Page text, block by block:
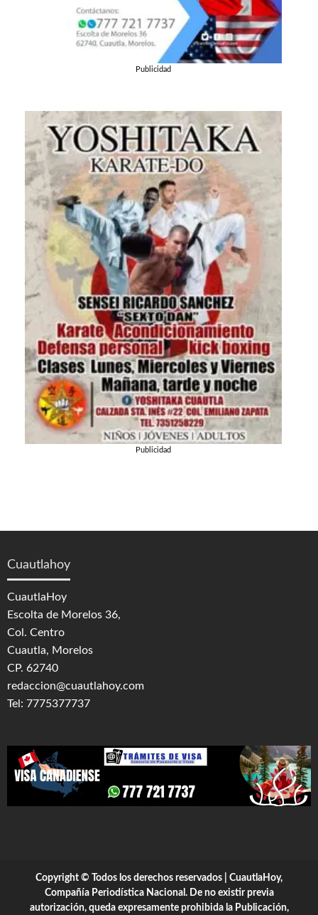
Publicidad
Publicidad
Cuautlahoy
CuautlaHoy
Escolta de Morelos 36,
Col. Centro
Cuautla, Morelos
CP. 62740
redaccion@cuautlahoy.com
Tel: 7775377737
Copyright © Todos los derechos reservados | CuautlaHoy,
Compañía Periodística Nacional. De no existir previa
autorización, queda expresamente prohibida la Publicación,